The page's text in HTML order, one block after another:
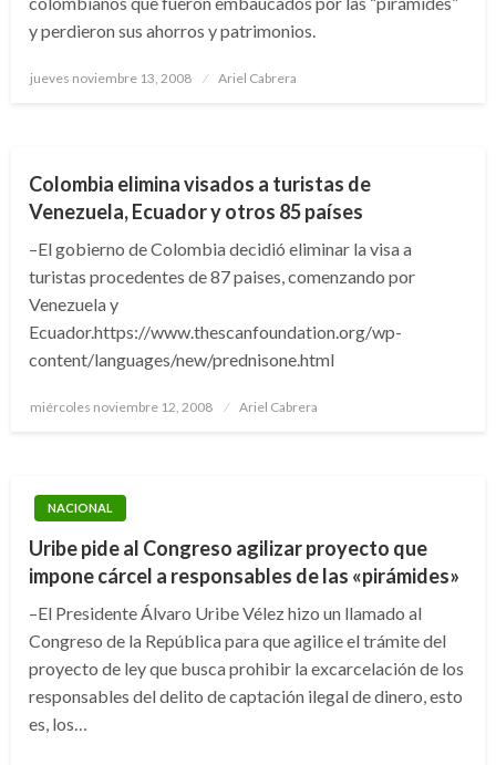
y perdieron sus ahorros y patrimonios.
Publicado
jueves noviembre 13, 2008 Ariel Cabrera
Colombia elimina visados a turistas de
Venezuela, Ecuador y otros 85 países
–El gobierno de Colombia decidió eliminar la visa a
turistas procedentes de 87 paises, comenzando por
Venezuela y
Ecuador.https://www.thescanfoundation.org/wp-
content/languages/new/prednisone.html
Publicado
miércoles noviembre 12, 2008 Ariel Cabrera
NACIONAL
Uribe pide al Congreso agilizar proyecto que
impone cárcel a responsables de las «pirámides»
–El Presidente Álvaro Uribe Vélez hizo un llamado al
Congreso de la República para que agilice el trámite del
proyecto de ley que busca prohibir la excarcelación de los
responsables del delito de captación ilegal de dinero, esto
es, los…